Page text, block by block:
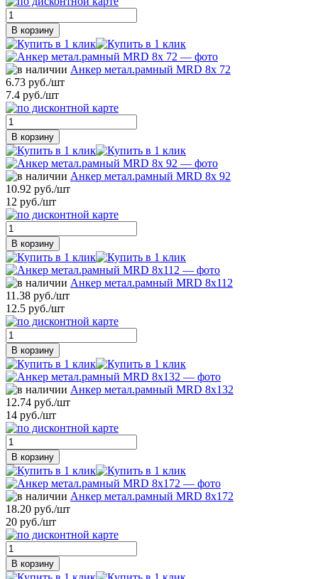
В корзину
Анкер метал.рамный MRD 8х 72
6.73 руб./шт
7.4 руб./шт
В корзину
Анкер метал.рамный MRD 8х 92
10.92 руб./шт
12 руб./шт
В корзину
Анкер метал.рамный MRD 8х112
11.38 руб./шт
12.5 руб./шт
В корзину
Анкер метал.рамный MRD 8х132
12.74 руб./шт
14 руб./шт
В корзину
Анкер метал.рамный MRD 8х172
18.20 руб./шт
20 руб./шт
В корзину